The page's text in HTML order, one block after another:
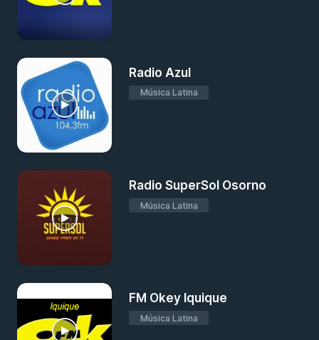
Radio Azul
Música Latina
Radio SuperSol Osorno
Música Latina
FM Okey Iquique
Música Latina